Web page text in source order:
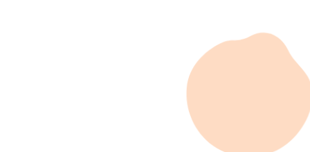
一緒に、